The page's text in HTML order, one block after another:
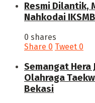
Resmi Dilantik,
Nahkodai
0 shares
Share 0 Tweet 0
Semangat
Olahraga
Bekasi